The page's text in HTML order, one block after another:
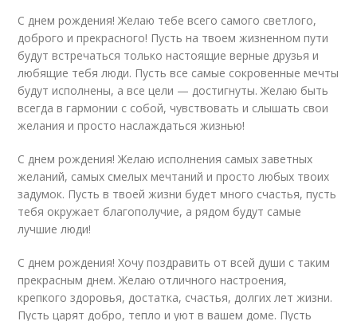
С днем рождения! Желаю тебе всего самого светлого,
доброго и прекрасного! Пусть на твоем жизненном пути
будут встречаться только настоящие верные друзья и
любящие тебя люди. Пусть все самые сокровенные мечты
будут исполнены, а все цели — достигнуты. Желаю быть
всегда в гармонии с собой, чувствовать и слышать свои
желания и просто наслаждаться жизнью!
С днем рождения! Желаю исполнения самых заветных
желаний, самых смелых мечтаний и просто любых твоих
задумок. Пусть в твоей жизни будет много счастья, пусть
тебя окружает благополучие, а рядом будут самые
лучшие люди!
С днем рождения! Хочу поздравить от всей души с таким
прекрасным днем. Желаю отличного настроения,
крепкого здоровья, достатка, счастья, долгих лет жизни.
Пусть царят добро, тепло и уют в вашем доме. Пусть